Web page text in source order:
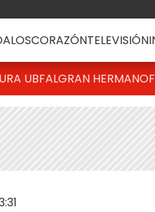
CORAZÓNTELEVISIÓN
UBFALGRAN HERMANO